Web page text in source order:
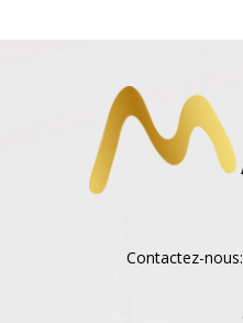
Contactez-nous: